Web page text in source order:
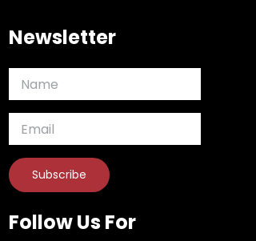
Newsletter
Follow Us For